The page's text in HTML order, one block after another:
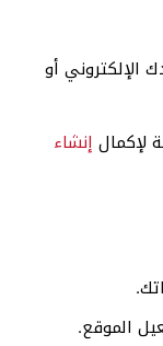
الإلكتروني أو
لإكمال إنشاء